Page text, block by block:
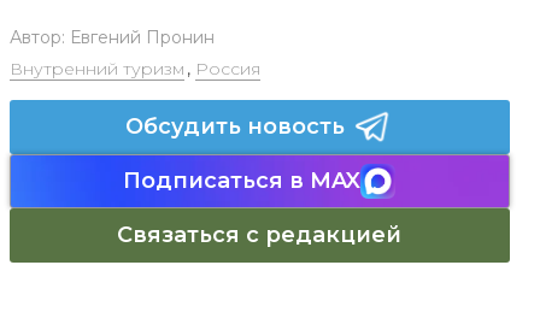
Автор: Евгений Пронин
Внутренний туризм , Россия
Обсудить новость
Подписаться в MAX
Связаться с редакцией